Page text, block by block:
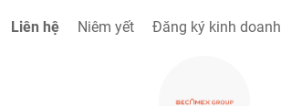
Liên hệ Niêm yết Đăng ký kinh doanh